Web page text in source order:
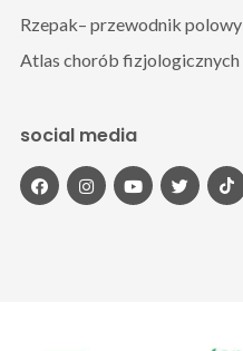
Rzepak– przewodnik polowy
Atlas chorób fizjologicznych
social media